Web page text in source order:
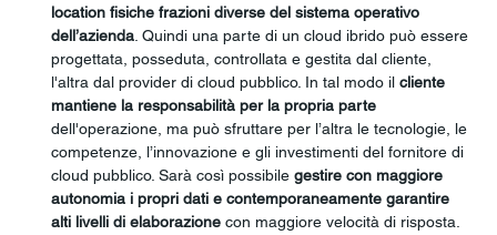
location fisiche frazioni diverse del sistema operativo
dell’azienda . Quindi una parte di un cloud ibrido può essere
progettata, posseduta, controllata e gestita dal cliente,
l'altra dal provider di cloud pubblico. In tal modo il cliente
mantiene la responsabilità per la propria parte
dell'operazione, ma può sfruttare per l’altra le tecnologie, le
competenze, l’innovazione e gli investimenti del fornitore di
cloud pubblico. Sarà così possibile gestire con maggiore
autonomia i propri dati e contemporaneamente garantire
alti livelli di elaborazione con maggiore velocità di risposta.